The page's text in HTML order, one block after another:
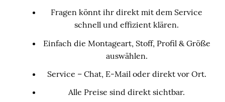
Fragen könnt ihr direkt mit dem Service
schnell und effizient klären.
Einfach die Montageart, Stoff, Profil & Größe
auswählen.
Service – Chat, E-Mail oder direkt vor Ort.
Alle Preise sind direkt sichtbar.